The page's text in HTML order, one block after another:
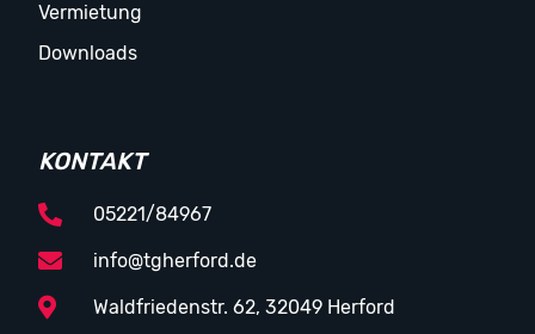
Vermietung
Downloads
KONTAKT
05221/84967
info@tgherford.de
Waldfriedenstr. 62, 32049 Herford